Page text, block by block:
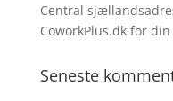
Central
CoworkPlus.dk for
Seneste